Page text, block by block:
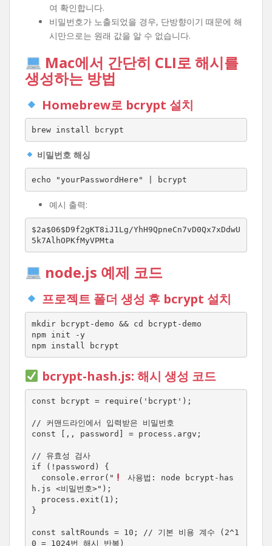
여 확인합니다.
비밀번호가 노출되었을 경우, 단방향이기 때문에 해
시만으로는 원래 값을 알 수 없습니다.
Mac에서 간단히 CLI로 해시를
생성하는 방법
Homebrew로 bcrypt 설치
brew install bcrypt
비밀번호 해싱
echo "yourPasswordHere" | bcrypt
예시 출력:
$2a$06$D9f2gKT8iJ1Lg/YhH9QpneCn7vD0Qx7xDdwU
5k7AlhOPKfMyVPMta
node.js 예제 코드
프로젝트 폴더 생성 후 bcrypt 설치
mkdir bcrypt-demo && cd bcrypt-demo
npm init -y
npm install bcrypt
bcrypt-hash.js: 해시 생성 코드
const bcrypt = require('bcrypt');
// 커맨드라인에서 입력받은 비밀번호
const [,, password] = process.argv;
// 유효성 검사
if (!password) {
  console.error("
사용법: node bcrypt-has
h.js <비밀번호>");
}
const saltRounds = 10; // 기본 비용 계수 (2^1
0 = 1024번 해시 반복)